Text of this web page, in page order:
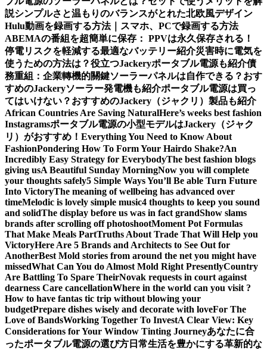
説シンプルさと温もりのバランスがとれた北欧風デザイン
Hulu動画を録画する方法｜スマホ、PCで録画する方法
ABEMAの番組を超簡単に保存： PPVは永久保存される！
停電リスクを軽減する最適なバッテリー紹介災害時に電気を
使うための方法は？役立つJackeryポータブル電源も紹介債
務重組：企業轉機的關鍵ソーラーパネルは自作できる？おす
すめのJackeryソーラー発電機も紹介ポータブル電源は買っ
てはいけない？おすすめのJackery（ジャクリ）製品も紹介
African Countries Are Saving NaturalHere’s weeks best fashion
Instagramsポータブル電源の小型モデルはJackery（ジャク
リ）がおすすめ！ Everything You Need to Know About
FashionPondering How To Form Your Hairdo Shake?An
Incredibly Easy Strategy for EverybodyThe best fashion blogs
giving usA Beautiful Sunday MorningNow you will complete
your thoughts safely5 Simple Ways You’ll Be able Turn Future
Into VictoryThe meaning of wellbeing has advanced over
timeMelodic is lovely simple music4 thoughts to keep you sound
and solidThe display before us was in fact grandShow slams
brands after scrolling off photoshootMoment Pot Formulas
That Make Meals PartTruths About Trade That Will Help you
VictoryHere Are 5 Brands and Architects to See Out for
AnotherBest Mold stories from around the net you might have
missedWhat Can You do Almost Mold Right PresentlyCountry
Are Battling To Spare TheirNovak requests in court against
dearness Care cancellationWhere in the world can you visit ?
How to have fantas tic trip without blowing your
budgetPrepare dishes wisely and decorate with loveFor The
Love of BandsWorking Together To InvestA Clear View: Key
Considerations for Your Window Tinting Journeyあなたに合
ったポータブル電源の選び方 日常生活を豊かにする革新的な